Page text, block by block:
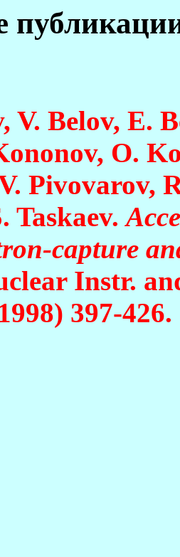
V. Belov, E.
O.
Pivovarov,
Taskaev.
capture
Instr.
397-426.